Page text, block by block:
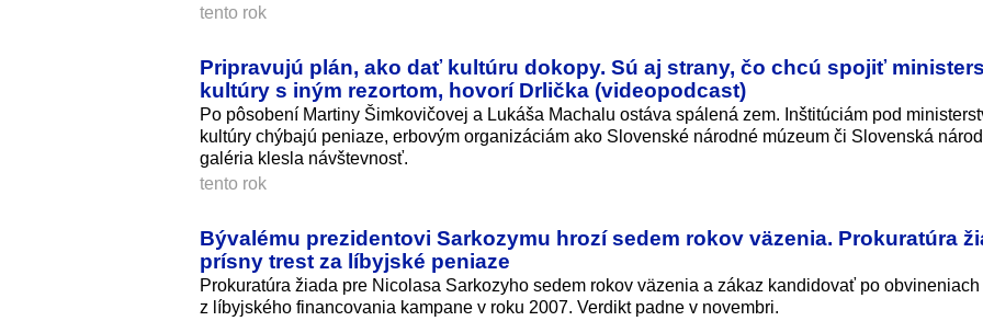
tento rok
Pripravujú plán, ako dať kultúru dokopy. Sú aj strany, čo chcú spojiť
kultúry s iným rezortom, hovorí Drlička (videopodcast)
Po pôsobení Martiny Šimkovičovej a Lukáša Machalu ostáva spálená zem. Inštitúciám pod
kultúry chýbajú peniaze, erbovým organizáciám ako Slovenské národné múzeum či Slovenská
galéria klesla návštevnosť.
tento rok
Bývalému prezidentovi Sarkozymu hrozí sedem rokov väzenia. Prokuratúra
prísny trest za líbyjské peniaze
Prokuratúra žiada pre Nicolasa Sarkozyho sedem rokov väzenia a zákaz kandidovať po obvineniach
z líbyjského financovania kampane v roku 2007. Verdikt padne v novembri.